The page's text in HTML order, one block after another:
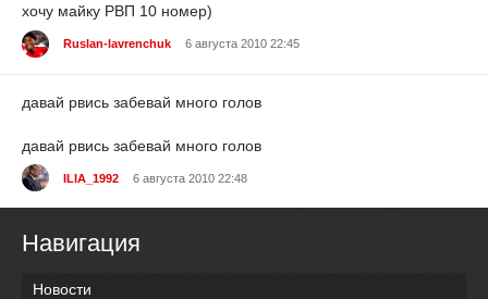
хочу майку РВП 10 номер)
Ruslan-lavrenchuk 6 августа 2010 22:45
давай рвись забевай много голов
давай рвись забевай много голов
ILIA_1992 6 августа 2010 22:48
Навигация
Новости